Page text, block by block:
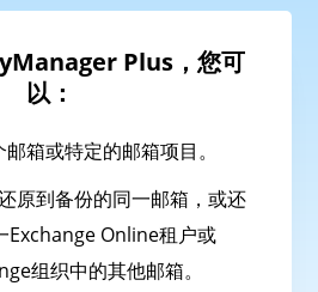
Plus，您可
以：
箱或特定的邮箱项目。
原到备份的同一邮箱，或还
Exchange Online租户或
组织中的其他邮箱。